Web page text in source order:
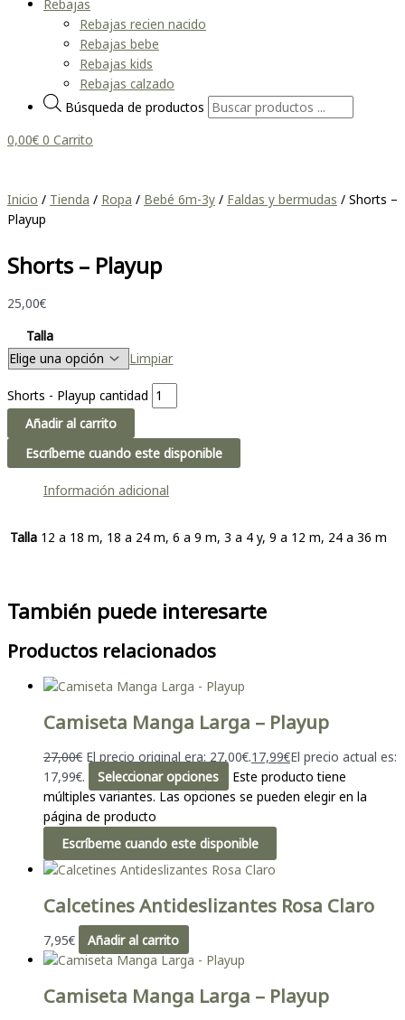
Rebajas
Rebajas recien nacido
Rebajas bebe
Rebajas kids
Rebajas calzado
Búsqueda de productos
0,00€ 0 Carrito
Inicio / Tienda / Ropa / Bebé 6m-3y / Faldas y bermudas / Shorts –
Playup
Shorts – Playup
25,00€
Talla
Limpiar
Shorts - Playup cantidad
Añadir al carrito
Escríbeme cuando este disponible
Información adicional
Talla 12 a 18 m, 18 a 24 m, 6 a 9 m, 3 a 4 y, 9 a 12 m, 24 a 36 m
También puede interesarte
Productos relacionados
Camiseta Manga Larga – Playup
27,00€ El precio original era: 27,00€.17,99€El precio actual es:
17,99€.
Seleccionar opciones
Este producto tiene
múltiples variantes. Las opciones se pueden elegir en la
página de producto
Escríbeme cuando este disponible
Calcetines Antideslizantes Rosa Claro
7,95€ Añadir al carrito
Camiseta Manga Larga – Playup